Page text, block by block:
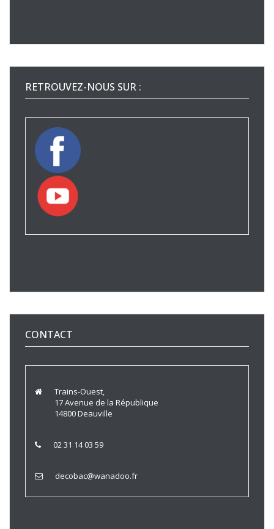
RETROUVEZ-NOUS SUR :
CONTACT
Trains-Ouest,
17 Avenue de la République
14800 Deauville
02 31 14 03 59
decobac@wanadoo.fr